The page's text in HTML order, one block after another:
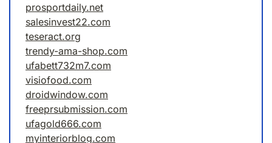
prosportdaily.net
salesinvest22.com
teseract.org
trendy-ama-shop.com
ufabett732m7.com
visiofood.com
droidwindow.com
freeprsubmission.com
ufagold666.com
myinteriorblog.com